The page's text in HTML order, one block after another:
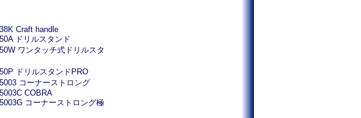
Craft handle
ドリルスタンド
ワンタッチ式ドリルスタ
ドリルスタンドPRO
コーナーストロング
COBRA
コーナーストロング極